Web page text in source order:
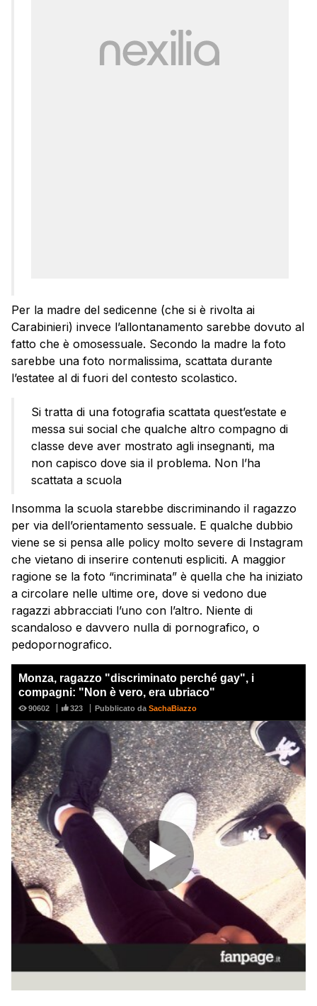
Per la madre del sedicenne (che si è rivolta ai
Carabinieri) invece l’allontanamento sarebbe dovuto al
fatto che è omosessuale. Secondo la madre la foto
sarebbe una foto normalissima, scattata durante
l’estatee al di fuori del contesto scolastico.
Si tratta di una fotografia scattata quest’estate e
messa sui social che qualche altro compagno di
classe deve aver mostrato agli insegnanti, ma
non capisco dove sia il problema. Non l’ha
scattata a scuola
Insomma la scuola starebbe discriminando il ragazzo
per via dell’orientamento sessuale. E qualche dubbio
viene se si pensa alle policy molto severe di Instagram
che vietano di inserire contenuti espliciti. A maggior
ragione se la foto “incriminata” è quella che ha iniziato
a circolare nelle ultime ore, dove si vedono due
ragazzi abbracciati l’uno con l’altro. Niente di
scandaloso e davvero nulla di pornografico, o
pedopornografico.